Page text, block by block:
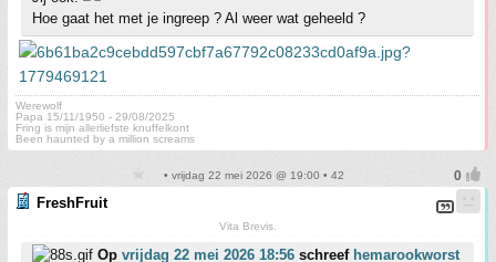
Hoe gaat het met je ingreep ? Al weer wat geheeld ?
Werewolf
Papa 15/11/1950 - 29/08/2025
Fring is mijn allerliefste knuffelkont
Been haunted by a million screams
• vrijdag 22 mei 2026 @ 19:00 • 42
FreshFruit
Vita Brevis.
Op vrijdag 22 mei 2026 18:56 schreef hemarookworst